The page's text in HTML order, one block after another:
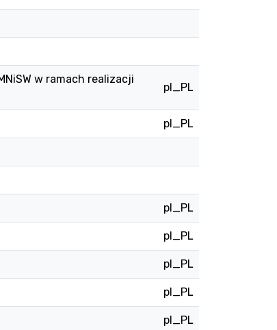
w ramach realizacji
pl_PL
pl_PL
pl_PL
pl_PL
pl_PL
pl_PL
pl_PL